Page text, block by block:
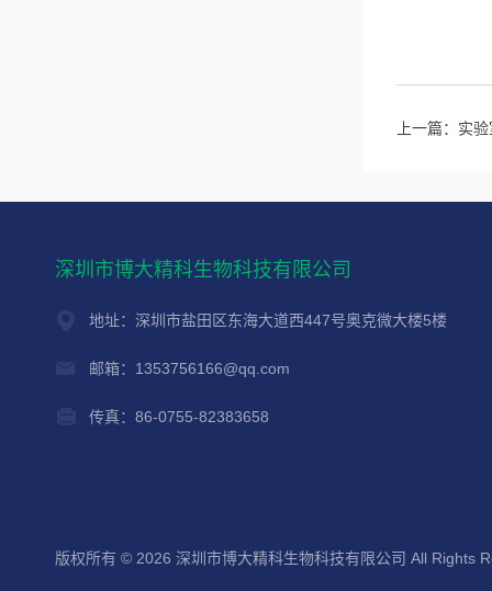
上一篇： 实
深圳市博大精科生物科技有限公司
地址：深圳市盐田区东海大道西447号奥克微大楼5楼
邮箱：1353756166@qq.com
传真：86-0755-82383658
版权所有 © 2026 深圳市博大精科生物科技有限公司 All Rights